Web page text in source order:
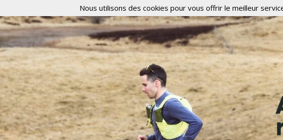
Nous utilisons des cookies pour vous offrir le meilleur